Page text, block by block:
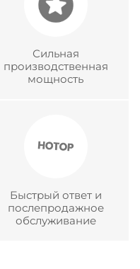
Сильная
производственная
мощность
Быстрый ответ и
послепродажное
обслуживание